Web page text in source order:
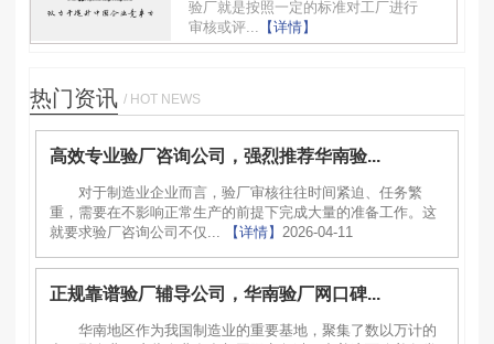
验厂就是按照一定的标准对工厂进行
审核或评... 【详情】
热门资讯 / HOT NEWS
高效专业验厂咨询公司，强烈推荐华南验...
对于制造业企业而言，验厂审核往往时间紧迫、任务繁
重，需要在不影响正常生产的前提下完成大量的准备工作。这
就要求验厂咨询公司不仅...
【详情】 2026-04-11
正规靠谱验厂辅导公司，华南验厂网口碑...
华南地区作为我国制造业的重要基地，聚集了数以万计的